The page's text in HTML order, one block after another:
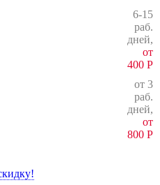
6-15
раб.
дней,
от
400 Р
от 3
раб.
дней,
от
800 Р